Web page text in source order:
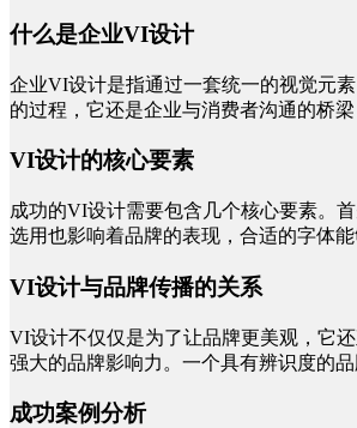
什么是企业VI设计
企业VI设计是指通过一套统一的视觉元
的过程，它还是企业与消费者沟通的桥
VI设计的核心要素
成功的VI设计需要包含几个核心要素。
选用也影响着品牌的表现，合适的字体
VI设计与品牌传播的关系
VI设计不仅仅是为了让品牌更美观，它
强大的品牌影响力。一个具有辨识度的
成功案例分析